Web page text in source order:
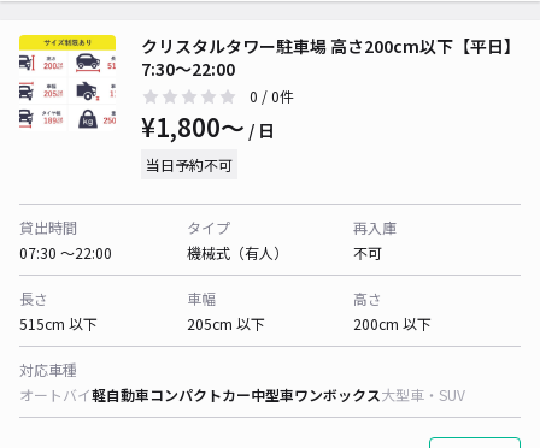
クリスタルタワー駐車場 高さ200cm以下【平日】
7:30～22:00
0 / 0件
¥1,800〜 / 日
当日予約不可
貸出時間
07:30 〜22:00
タイプ
機械式（有人）
再入庫
不可
長さ
515cm 以下
車幅
205cm 以下
高さ
200cm 以下
対応車種
オートバイ軽自動車コンパクトカー中型車ワンボックス大型車・SUV